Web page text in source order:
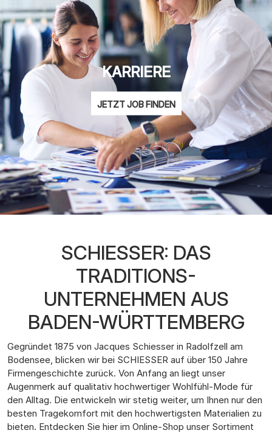
KARRIERE
JETZT JOB FINDEN
SCHIESSER: DAS
TRADITIONS-
UNTERNEHMEN AUS
BADEN-WÜRTTEMBERG
Gegründet 1875 von Jacques Schiesser in Radolfzell am
Bodensee, blicken wir bei SCHIESSER auf über 150 Jahre
Firmengeschichte zurück. Von Anfang an liegt unser
Augenmerk auf qualitativ hochwertiger Wohlfühl-Mode für
den Alltag. Die entwickeln wir stetig weiter, um Ihnen nur den
besten Tragekomfort mit den hochwertigsten Materialien zu
bieten. Entdecken Sie hier im Online-Shop unser Sortiment